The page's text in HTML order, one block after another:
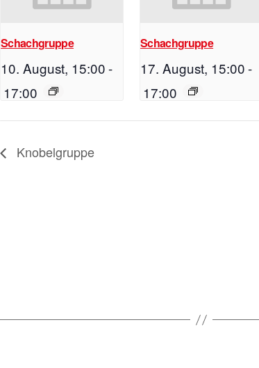
Schachgruppe
10. August, 15:00-
17:00
Schachgruppe
17. August, 15:00-
17:00
Knobelgruppe